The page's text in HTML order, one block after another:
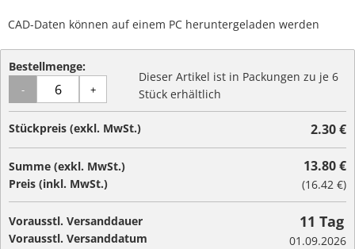
CAD-Daten können auf einem PC heruntergeladen werden
Bestellmenge:
- +
Dieser Artikel ist in Packungen zu je 6
Stück erhältlich
Stückpreis (exkl. MwSt.) 2.30 €
Summe (exkl. MwSt.)
Preis (inkl. MwSt.)
13.80 €
(16.42 €)
Vorausstl. Versanddauer
Vorausstl. Versanddatum
11 Tag
01.09.2026